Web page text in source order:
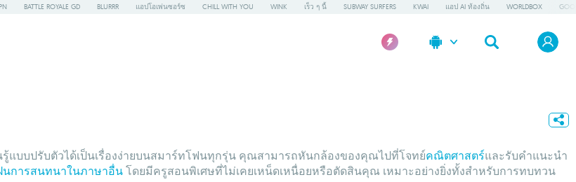
BATTLE ROYALE GD BLURRR แอปโอเพ่นซอร์ซ CHILL WITH YOU WINK เร็ว ๆ นี้ SUBWAY SURFERS KWAI แอป AI ท้องถิ่น WORLDBOX
รู้แบบปรับตัวได้เป็นเรื่องง่ายบนสมาร์ทโฟนทุกรุ่น คุณสามารถหันกล้องของคุณไปที่โจทย์คณิตศาสตร์และรับคำแนะนำ
นการสนทนาในภาษาอื่น โดยมีครูสอนพิเศษที่ไม่เคยเหน็ดเหนื่อยหรือตัดสินคุณ เหมาะอย่างยิ่งทั้งสำหรับการทบทวน